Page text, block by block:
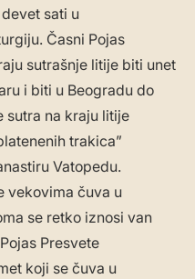
sati u
Časni Pojas
sutrašnje litije biti unet
i biti u Beogradu do
sutra na kraju litije
trakica”
Vatopedu.
vekovima čuva u
se retko iznosi van
Presvete
koji se čuva u